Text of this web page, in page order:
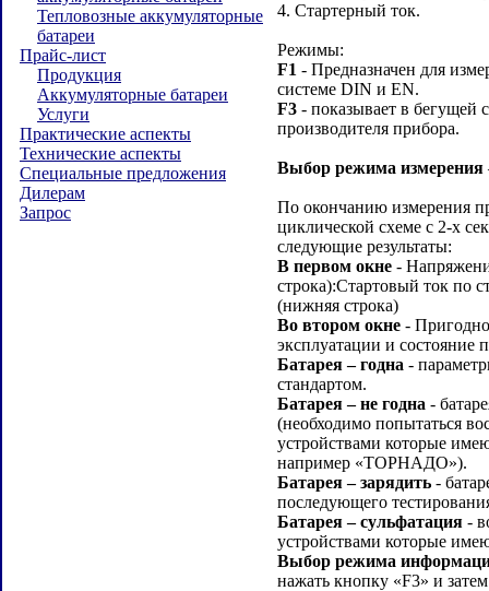
Тепловозные аккумуляторные
батареи
Прайс-лист
Продукция
Аккумуляторные батареи
Услуги
Практические аспекты
Технические аспекты
Специальные предложения
Дилерам
Запрос
4. Стартерный ток.
Режимы:
F1 - Предназначен для
системе DIN и EN.
F3 - показывает в бегущей
производителя прибора.
Выбор режима измерения
По окончанию измерения
циклической схеме с 2-х
следующие результаты:
В первом окне -
строка):Стартовый ток по
(нижняя строка)
Во втором окне -
эксплуатации и состояние
Батарея – годна -
стандартом.
Батарея – не годна -
(необходимо попытаться
устройствами которые
например «ТОРНАДО»).
Батарея – зарядить -
последующего
Батарея – сульфатация -
устройствами которые
Выбор режима
нажать кнопку «F3» и